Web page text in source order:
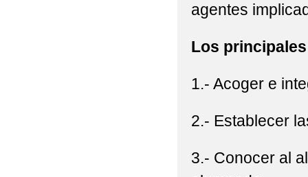
agentes
Los
1.- Acoger e
2.- Establecer
3.- Conocer al